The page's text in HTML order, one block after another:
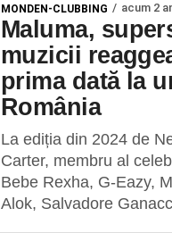
MONDEN-CLUBBING acum 2
Maluma,
muzicii
prima dată la
România
La ediția din 2024 de
Carter, membru al
Bebe Rexha, G-Eazy,
Alok, Salvadore